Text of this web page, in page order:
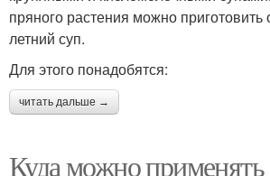
пряного растения можно
летний суп.
Для этого понадобятся:
читать дальше →
Куда можно применять